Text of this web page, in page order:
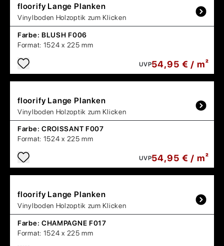
floorify Lange Planken
Vinylboden Holzoptik zum Klicken
Farbe: BLUSH F006
Format: 1524 x 225 mm
UVP54,95 € / m²
floorify Lange Planken
Vinylboden Holzoptik zum Klicken
Farbe: CROISSANT F007
Format: 1524 x 225 mm
UVP54,95 € / m²
floorify Lange Planken
Vinylboden Holzoptik zum Klicken
Farbe: CHAMPAGNE F017
Format: 1524 x 225 mm